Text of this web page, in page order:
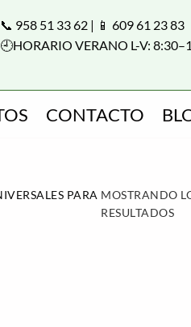
📞 958 51 33 62 | 📱 609 61 23 83
🕘HORARIO VERANO L-V:
CONTACTO
PARA REMOLQUES”
MOSTRANDO
RESULTADOS